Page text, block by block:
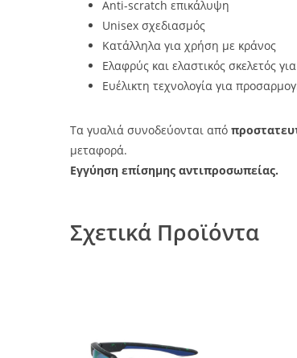
Anti-scratch επικάλυψη
Unisex σχεδιασμός
Κατάλληλα για χρήση με κράνος
Ελαφρύς και ελαστικός σκελετός
Ευέλικτη τεχνολογία για
Τα γυαλιά συνοδεύονται από
μεταφορά.
Εγγύηση επίσημης αντιπροσωπείας.
Σχετικά Προϊόντα